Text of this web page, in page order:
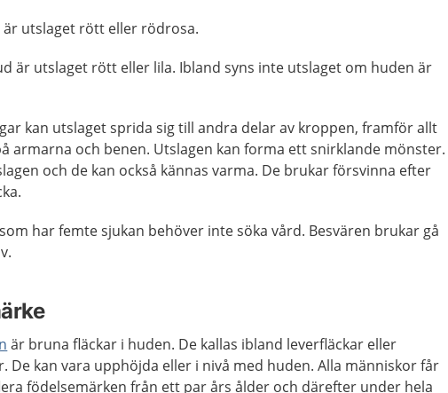
är utslaget rött eller rödrosa.
är utslaget rött eller lila. Ibland syns inte utslaget om huden är
kan utslaget sprida sig till andra delar av kroppen, framför allt
armarna och benen. Utslagen kan forma ett snirklande mönster.
och de kan också kännas varma. De brukar försvinna efter
har femte sjukan behöver inte söka vård. Besvären brukar gå
är bruna fläckar i huden. De kallas ibland leverfläckar eller
De kan vara upphöjda eller i nivå med huden. Alla människor får
födelsemärken från ett par års ålder och därefter under hela